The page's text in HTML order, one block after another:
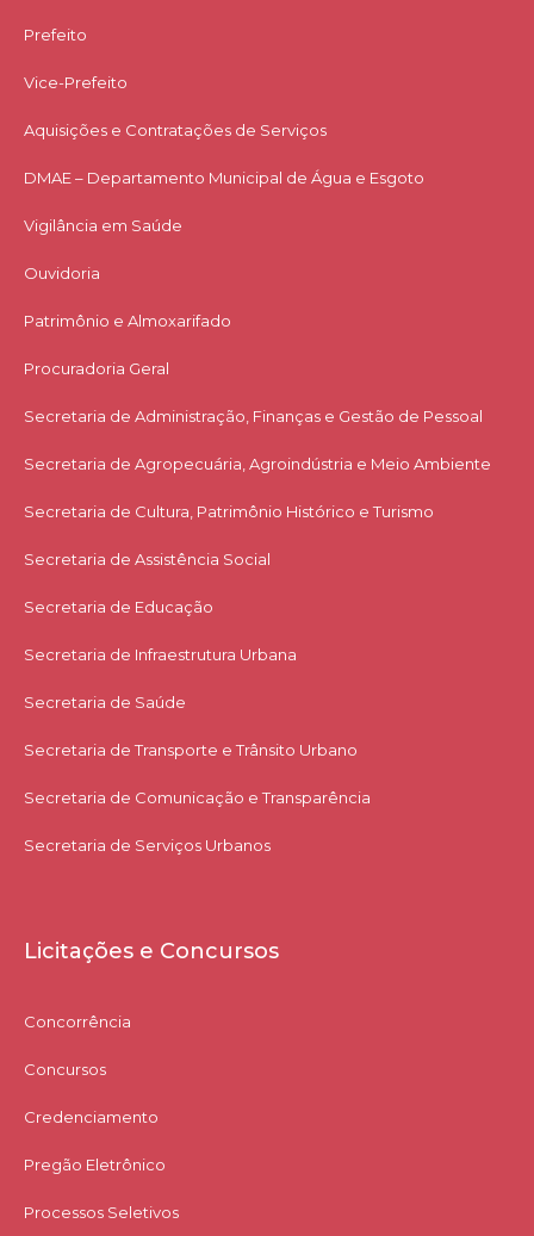
Prefeito
Vice-Prefeito
Aquisições e Contratações de Serviços​
DMAE – Departamento Municipal de Água e Esgoto
Vigilância em Saúde
Ouvidoria
Patrimônio e Almoxarifado
Procuradoria Geral
Secretaria de Administração, Finanças e Gestão de Pessoal
Secretaria de Agropecuária, Agroindústria e Meio Ambiente
Secretaria de Cultura, Patrimônio Histórico e Turismo
Secretaria de Assistência Social
Secretaria de Educação
Secretaria de Infraestrutura Urbana
Secretaria de Saúde
Secretaria de Transporte e Trânsito Urbano
Secretaria de Comunicação e Transparência
Secretaria de Serviços Urbanos
Licitações e Concursos
Concorrência
Concursos
Credenciamento
Pregão Eletrônico
Processos Seletivos